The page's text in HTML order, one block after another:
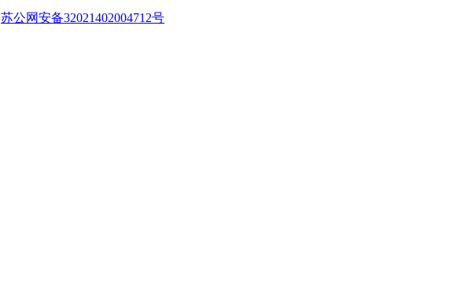
苏公网安备32021402004712号